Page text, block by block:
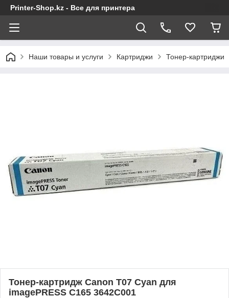
Printer-Shop.kz - Все для принтера
Наши товары и услуги Картриджи Тонер-картриджи
Тонер-картридж Canon T07 Cyan для
imagePRESS C165 3642C001